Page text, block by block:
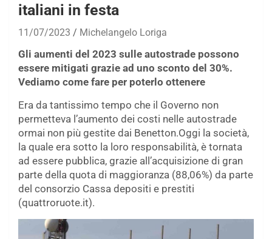
italiani in festa
11/07/2023 Michelangelo Loriga
Gli aumenti del 2023 sulle autostrade possono
essere mitigati grazie ad uno sconto del 30%.
Vediamo come fare per poterlo ottenere
Era da tantissimo tempo che il Governo non
permetteva l’aumento dei costi nelle autostrade
ormai non più gestite dai Benetton.Oggi la società,
la quale era sotto la loro responsabilità, è tornata
ad essere pubblica, grazie all’acquisizione di gran
parte della quota di maggioranza (88,06%) da parte
del consorzio Cassa depositi e prestiti
(quattroruote.it).